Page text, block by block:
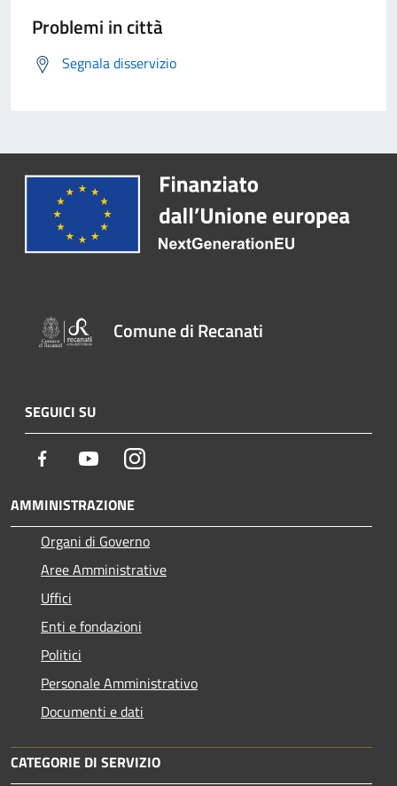
Problemi in città
Segnala disservizio
Comune di Recanati
SEGUICI SU
Facebook YoutubeInstagram
AMMINISTRAZIONE
Organi di Governo
Aree Amministrative
Uffici
Enti e fondazioni
Politici
Personale Amministrativo
Documenti e dati
CATEGORIE DI SERVIZIO